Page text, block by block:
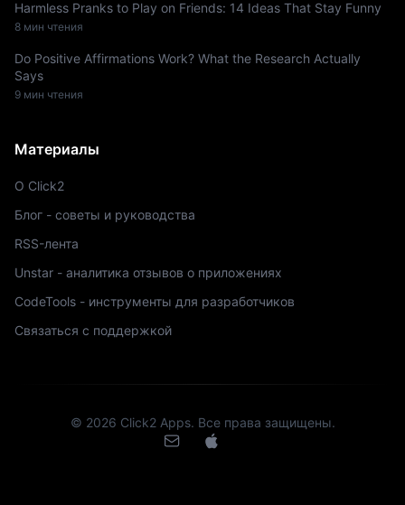
Harmless Pranks to Play on Friends: 14 Ideas That Stay Funny
8 мин чтения
Do Positive Affirmations Work? What the Research Actually
Says
9 мин чтения
Материалы
О Click2
Блог - советы и руководства
RSS-лента
Unstar - аналитика отзывов о приложениях
CodeTools - инструменты для разработчиков
Связаться с поддержкой
© 2026 Click2 Apps. Все права защищены.